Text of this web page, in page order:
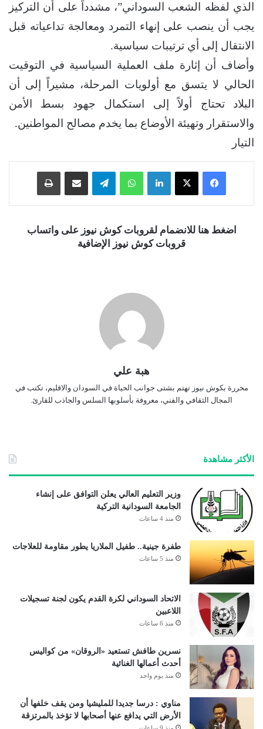
الذي لفظه الشعب السوداني”، مشدداً على أن التركيز
يجب أن ينصب على إنهاء التمرد ومعالجة تداعياته قبل
الانتقال إلى أي ترتيبات سياسية.
وأضاف أن إثارة ملف العملية السياسية في التوقيت
الحالي لا يتسق مع أولويات المرحلة، مشيراً إلى أن
البلاد تحتاج أولاً إلى استكمال جهود بسط الأمن
والاستقرار وتهيئة الأوضاع بما يخدم مصالح المواطنين.
التيار
فيسبوك ‫X لينكدإن واتساب تيلقرام
اضغط هنا للانضمام لقروبات كوش نيوز على واتساب
قروبات كوش نيوز الإضافية
هبة علي
محررة بكوش نيوز تهتم بشتى جوانب الحياة في السودان والاقليم، تكتب في
المجال الثقافي والفني، معروفة بأسلوبها السلس والجاذب للقارئ.
الأكثر مشاهدة
وزير التعليم العالي يعلن التوافق على إنشاء
الجامعة السودانية التركية
منذ 4 ساعات
طفرة جينية.. طفيل الملاريا يطور مقاومة للعلاجات
منذ 5 ساعات
الاتحاد السوداني لكرة القدم يكون لجنة تسجيلات
اللاعبين
منذ 6 ساعات
نسرين طافش تستعيد «الروقان» من كواليس
أحدث أعمالها الغنائية
منذ يوم واحد
مناوي : درسا جديدا للمليشيا ومن يقف خلفها أن
الأرض التي يدافع عنها أصحابها لا تؤخذ بالمرتزقة